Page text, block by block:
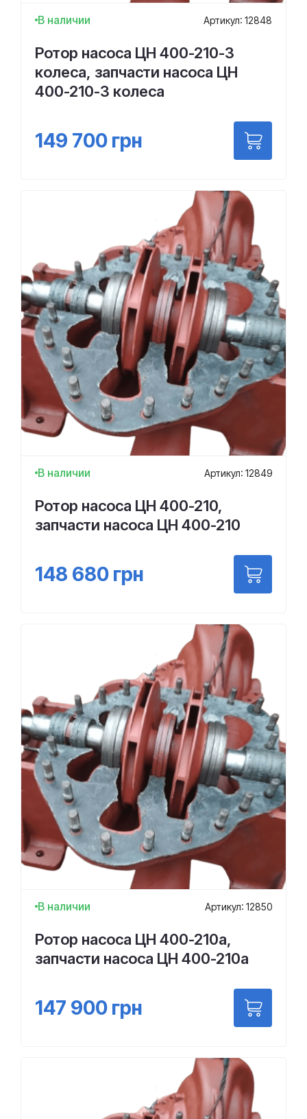
В наличии Артикул: 12848
Ротор насоса ЦН 400-210-3
колеса, запчасти насоса ЦН
400-210-3 колеса
149 700 грн
В наличии Артикул: 12849
Ротор насоса ЦН 400-210,
запчасти насоса ЦН 400-210
148 680 грн
В наличии Артикул: 12850
Ротор насоса ЦН 400-210а,
запчасти насоса ЦН 400-210а
147 900 грн